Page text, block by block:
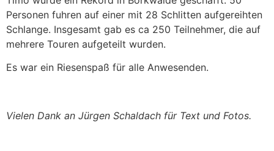
Personen fuhren auf einer mit 28 Schlitten aufgereihten
Schlange. Insgesamt gab es ca 250 Teilnehmer, die auf
mehrere Touren aufgeteilt wurden.
Es war ein Riesenspaß für alle Anwesenden.
Vielen Dank an Jürgen Schaldach für Text und Fotos.